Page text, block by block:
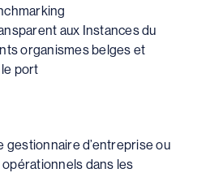
aux Instances du
organismes belges et
port
gestionnaire d’entreprise ou
dans les